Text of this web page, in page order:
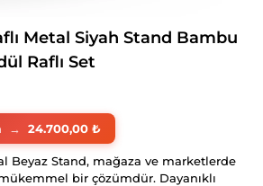
Metal Siyah Stand Bambu
Raflı Set
→ 24.700,00 ₺
Beyaz Stand, mağaza ve marketlerde
bir çözümdür. Dayanıklı